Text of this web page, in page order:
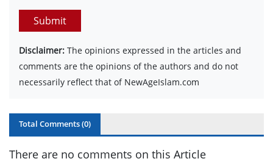
Submit
Disclaimer: The opinions expressed in the articles and
comments are the opinions of the authors and do not
necessarily reflect that of NewAgeIslam.com
Total Comments (0)
There are no comments on this Article